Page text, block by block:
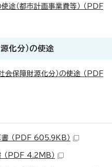
途（都市計画事業費等） （PDF
化分）の使途
会保障財源化分）の使途 （PDF
（PDF 605.9KB）
PDF 4.2MB）